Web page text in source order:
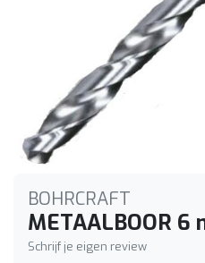
BOHRCRAFT
METAALBOOR 6
Schrijf je eigen review